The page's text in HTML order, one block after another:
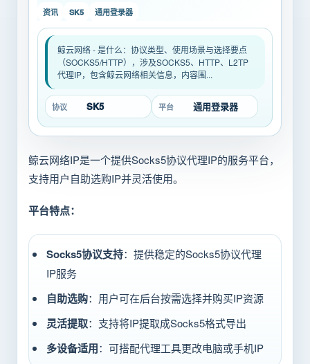
资讯 SK5 通用登录器
鲸云网络 - 是什么：协议类型、使用场景与选择要点
（SOCKS5/HTTP），涉及SOCKS5、HTTP、L2TP
代理IP，包含鲸云网络相关信息，内容围...
协议 SK5 平台 通用登录器
鲸云网络IP是一个提供Socks5协议代理IP的服务平台，
支持用户自助选购IP并灵活使用。
平台特点：
Socks5协议支持：提供稳定的Socks5协议代理
IP服务
自助选购：用户可在后台按需选择并购买IP资源
灵活提取：支持将IP提取成Socks5格式导出
多设备适用：可搭配代理工具更改电脑或手机IP